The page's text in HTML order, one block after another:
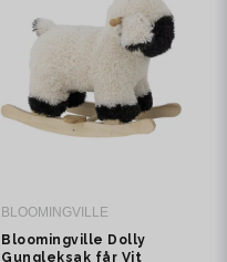
BLOOMINGVILLE
Bloomingville Dolly
Gungleksak får Vit